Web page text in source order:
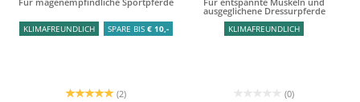
KLIMAFREUNDLICH SPARE BIS € 10,-
(2)
ausgeglichene Dressurpferde
KLIMAFREUNDLICH
(0)